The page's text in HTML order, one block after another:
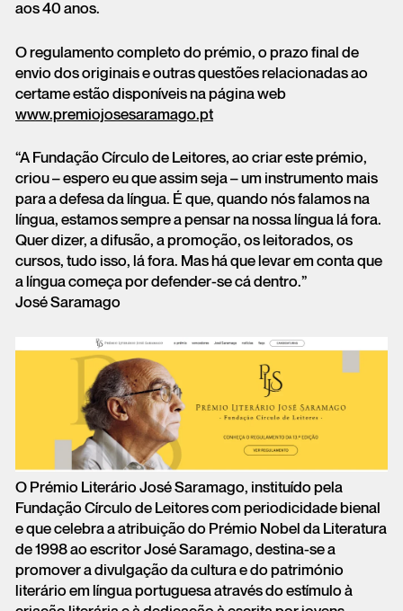
aos 40 anos.
O regulamento completo do prémio, o prazo final de
envio dos originais e outras questões relacionadas ao
certame estão disponíveis na página web
www.premiojosesaramago.pt
“A Fundação Círculo de Leitores, ao criar este prémio,
criou – espero eu que assim seja – um instrumento mais
para a defesa da língua. É que, quando nós falamos na
língua, estamos sempre a pensar na nossa língua lá fora.
Quer dizer, a difusão, a promoção, os leitorados, os
cursos, tudo isso, lá fora. Mas há que levar em conta que
a língua começa por defender-se cá dentro.”
José Saramago
O Prémio Literário José Saramago, instituído pela
Fundação Círculo de Leitores com periodicidade bienal
e que celebra a atribuição do Prémio Nobel da Literatura
de 1998 ao escritor José Saramago, destina-se a
promover a divulgação da cultura e do património
literário em língua portuguesa atravésdo estímulo à